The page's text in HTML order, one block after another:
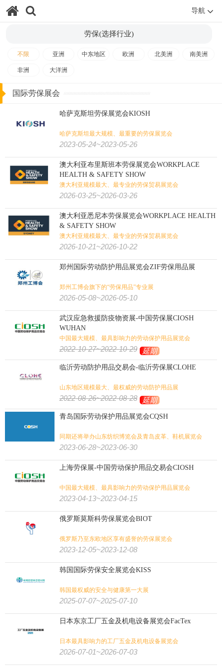
导航
包装 纸业 奢侈品包装 印刷 玩具
壁炉烧烤 潜水
劳保(选择行业)
不限 亚洲 中东地区 欧洲 北美洲 南美洲
非洲 大洋洲
国际劳保展会
哈萨克斯坦劳保展览会KIOSH
哈萨克斯坦最大规模、最重要的劳保展览会
2023-05-24~2023-05-26
澳大利亚布里斯班本劳保展览会WORKPLACE
HEALTH & SAFETY SHOW
澳大利亚规模最大、最专业的劳保贸易展览会
2026-03-25~2026-03-26
澳大利亚悉尼本劳保展览会WORKPLACE HEALTH
& SAFETY SHOW
澳大利亚规模最大、最专业的劳保贸易展览会
2026-10-21~2026-10-22
郑州国际劳动防护用品展览会ZIF劳保用品展
郑州工博会旗下的“劳保用品”专业展
2026-05-08~2026-05-10
武汉应急救援防疫物资展-中国劳保展CIOSH
WUHAN
中国最大规模、最具影响力的劳动保护用品展览会
2022-10-27~2022-10-29 延期
临沂劳动防护用品交易会-临沂劳保展CLOHE
山东地区规模最大、最权威的劳动防护用品展
2022-08-26~2022-08-28 延期
青岛国际劳动保护用品展览会CQSH
同期还将举办山东纺织博览会及青岛皮革、鞋机展览会
2023-06-28~2023-06-30
上海劳保展-中国劳动保护用品交易会CIOSH
中国最大规模、最具影响力的劳动保护用品展览会
2023-04-13~2023-04-15
俄罗斯莫斯科劳保展览会BIOT
俄罗斯乃至东欧地区享有盛誉的劳保展览会
2023-12-05~2023-12-08
韩国国际劳保安全展览会KISS
韩国最权威的安全与健康第一大展
2025-07-07~2025-07-10
日本东京工厂五金及机电设备展览会FacTex
日本最具影响力的工厂五金及机电设备展览会
2026-07-01~2026-07-03